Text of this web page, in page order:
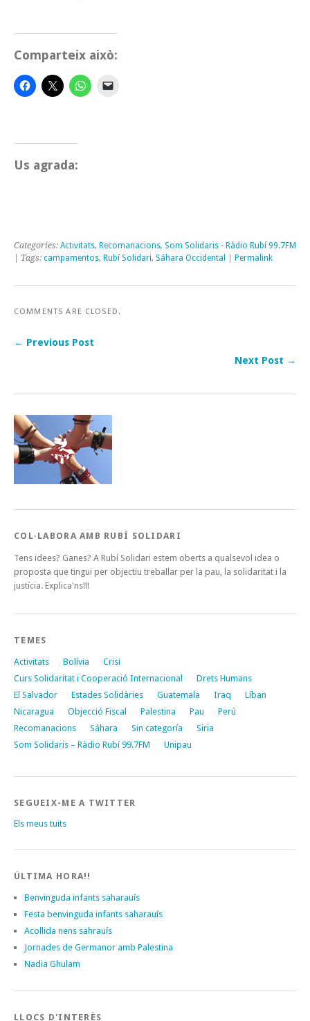
Comparteix això:
Us agrada:
Categories: Activitats, Recomanacions, Som Solidaris - Ràdio Rubí 99.7FM
| Tags: campamentos, Rubí Solidari, Sáhara Occidental Permalink
COMMENTS ARE CLOSED.
← Previous Post
Next Post →
COL·LABORA AMB RUBÍ SOLIDARI
Tens idees? Ganes? A Rubí Solidari estem oberts a qualsevol idea o
proposta que tingui per objectiu treballar per la pau, la solidaritat i la
justícia. Explica'ns!!!
TEMES
Activitats Bolívia
Crisi
Curs Solidaritat i Cooperació Internacional
Drets Humans
El Salvador
Estades Solidàries Guatemala Iraq
Líban
Nicaragua
Objecció Fiscal Palestina Pau
Perú
Recomanacions
Sáhara Sin categoría
Siria
Som Solidaris – Ràdio Rubí 99.7FM
Unipau
SEGUEIX-ME A TWITTER
Els meus tuits
ÚLTIMA HORA!!
Benvinguda infants saharauís
Festa benvinguda infants saharauís
Acollida nens sahrauís
Jornades de Germanor amb Palestina
Nadia Ghulam
LLOCS D'INTERÈS